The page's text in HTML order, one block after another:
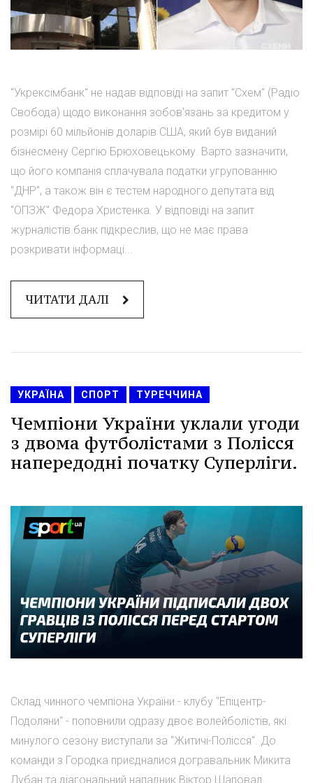
"Укрексімбанк" не надав відповіді на запит "Схем" (Радіо
Свобода) щодо виконання зобов'язань за кредитом у
розмірі 60 мільйонів доларів США, який був виданий
бізнесмену Сергію Брюховецькому. Варто зазначити,
що його компанія сплачувала податки угрупованню
"ДНР", а також він є тестем народного депутата від
"ОПЗЖ" Федора Христенка. У відповіді на запит
журналістів банк підкреслив, що не має права
розкривати інформаці...
ЧИТАТИ ДАЛІ
УКРАЇНА СПОРТ ТУРЕЧЧИНА
Чемпіони України уклали угоди
з двома футболістами з Полісся
напередодні початку Суперліги.
Склад чинного чемпіона України - клубу "Епіцентр-
Подоляни" - поповнили одразу двоє волейболістів, які
минулого сезону виступали за "Житичі-Полісся". До
команди з Городка приєдналися догравальник Микита
Лубан та діагональний нападник Віктор Шаповал.